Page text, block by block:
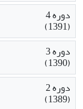
دوره 4
(1391)
دوره 3
(1390)
دوره 2
(1389)